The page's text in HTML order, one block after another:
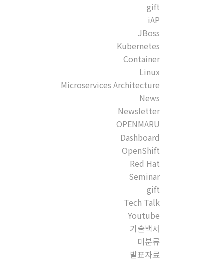
gift
iAP
JBoss
Kubernetes
Container
Linux
Microservices Architecture
News
Newsletter
OPENMARU
Dashboard
OpenShift
Red Hat
Seminar
gift
Tech Talk
Youtube
기술백서
미분류
발표자료